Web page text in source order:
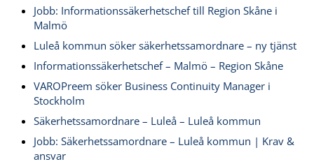
Jobb: Informationssäkerhetschef till Region Skåne i
Malmö
Luleå kommun söker säkerhetssamordnare – ny tjänst
Informationssäkerhetschef – Malmö – Region Skåne
VAROPreem söker Business Continuity Manager i
Stockholm
Säkerhetssamordnare – Luleå – Luleå kommun
Jobb: Säkerhetssamordnare – Luleå kommun | Krav &
ansvar